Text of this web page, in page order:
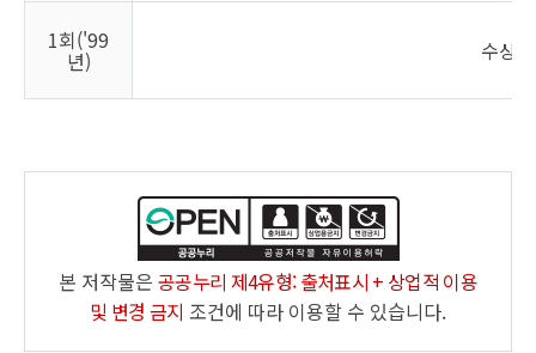
1회('99
년) 수상
본 저작물은 공공누리 제4유형: 출처표시 + 상업적 이용
및 변경 금지 조건에 따라 이용할 수 있습니다.